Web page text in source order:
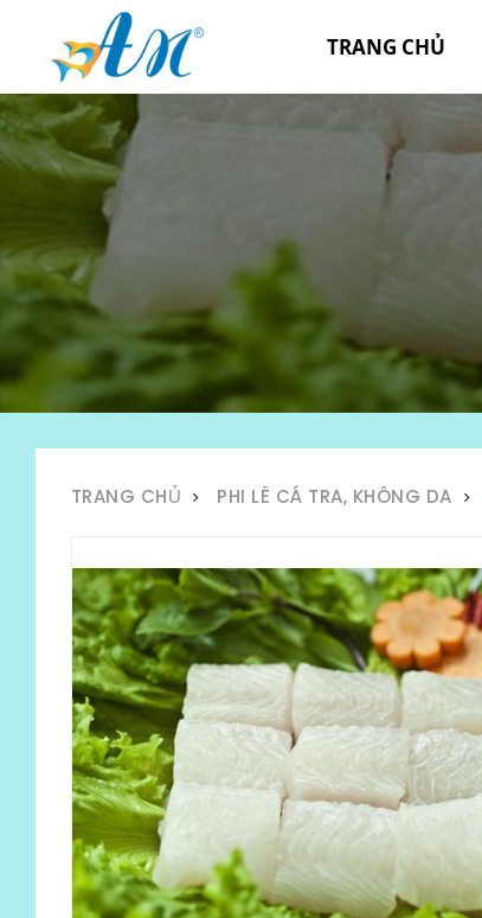
TRANG CHỦ
TRANG CHỦ PHI LÊ CÁ TRA, KHÔNG DA